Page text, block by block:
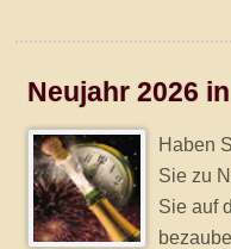
Neujahr 2026
Haben
Sie zu
Sie auf